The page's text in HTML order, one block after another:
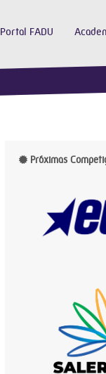
Portal FADU
Próximas